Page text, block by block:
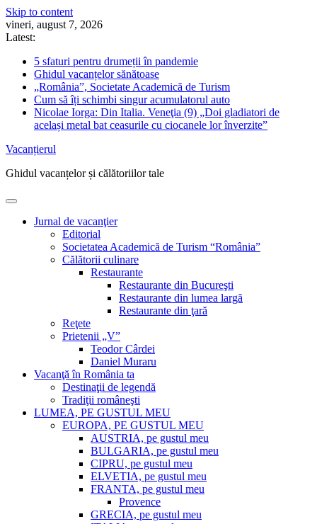
Skip to content
vineri, august 7, 2026
Latest:
5 sfaturi pentru drumeții în pandemie
Ghidul vacanțelor sănătoase
„România”, Societate Academică de Turism
Cum să îți schimbi singur acumulatorul auto
Nicolae Iorga: Din Italia. Veneţia (9) „Doi gladiatori de
același metal bat ceasurile cu ciocanele lor înverzite”
Vacanțierul
Ghidul vacanțelor și călătoriilor tale
Jurnal de vacanţier
Editorial
Societatea Academică de Turism “România”
Călătorii culinare
Restaurante
Restaurante din Bucureşti
Restaurante din lumea largă
Restaurante din ţară
Reţete
Prietenii „V”
Teodor Cârdei
Daniel Muraru
Vacanţă în România ta
Destinaţii de legendă
Tradiţii româneşti
LUMEA, PE GUSTUL MEU
EUROPA, PE GUSTUL MEU
AUSTRIA, pe gustul meu
BULGARIA, pe gustul meu
CIPRU, pe gustul meu
ELVETIA, pe gustul meu
FRANTA, pe gustul meu
Provence
GRECIA, pe gustul meu